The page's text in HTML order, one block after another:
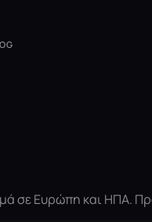
σε Ευρώπη και ΗΠΑ.